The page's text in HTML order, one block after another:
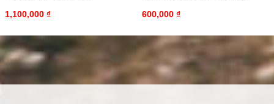
1,100,000 ₫ 600,000 ₫